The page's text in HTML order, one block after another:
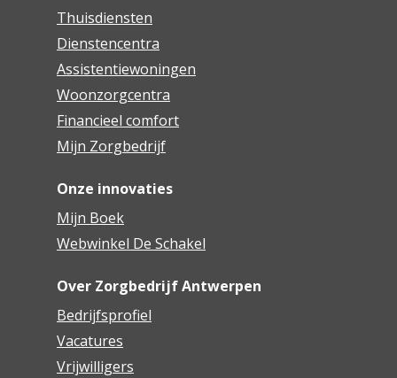
Thuisdiensten
Dienstencentra
Assistentiewoningen
Woonzorgcentra
Financieel comfort
Mijn Zorgbedrijf
Onze innovaties
Mijn Boek
Webwinkel De Schakel
Over Zorgbedrijf Antwerpen
Bedrijfsprofiel
Vacatures
Vrijwilligers